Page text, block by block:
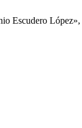
Escudero López»,